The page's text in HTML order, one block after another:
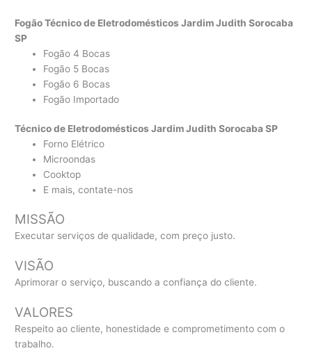
Fogão Técnico de Eletrodomésticos Jardim Judith Sorocaba
SP
Fogão 4 Bocas
Fogão 5 Bocas
Fogão 6 Bocas
Fogão Importado
Técnico de Eletrodomésticos Jardim Judith Sorocaba SP
Forno Elétrico
Microondas
Cooktop
E mais, contate-nos
MISSÃO
Executar serviços de qualidade, com preço justo.
VISÃO
Aprimorar o serviço, buscando a confiança do cliente.
VALORES
Respeito ao cliente, honestidade e comprometimento com o
trabalho.